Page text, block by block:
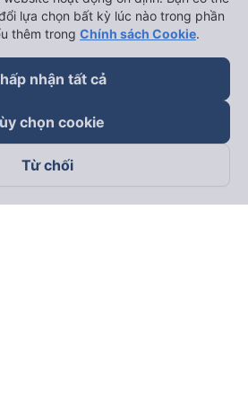
trên
lựa chọn bất kỳ lúc nào trong phần
thêm trong Chính sách Cookie.
nhận tất cả
chọn cookie
Từ chối